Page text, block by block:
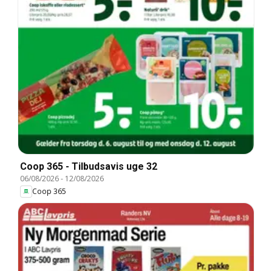
Coop 365 - Tilbudsavis uge 32
06/08/2026- 12/08/2026
Coop 365